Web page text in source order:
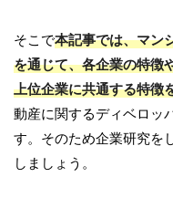
そこで本記事では、マン
を通じて、各企業の特徴
上位企業に共通する特徴
動産に関するディベロッ
す。そのため企業研究を
しましょう。